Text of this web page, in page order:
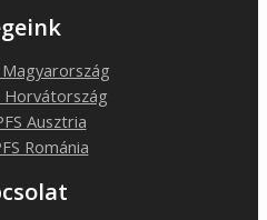
Magyarország
Horvátország
Ausztria
Románia